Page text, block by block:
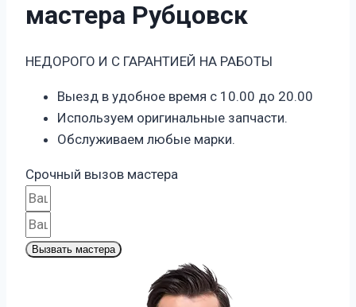
мастера Рубцовск
НЕДОРОГО И С ГАРАНТИЕЙ НА РАБОТЫ
Выезд в удобное время с 10.00 до 20.00
Используем оригинальные запчасти.
Обслуживаем любые марки.
Срочный вызов мастера
Вызвать мастера